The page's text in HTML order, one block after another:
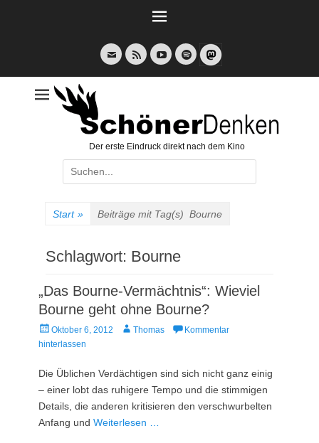
E-
Mail
Feed YouTubeSpotify
Der erste Eindruck direkt nach dem Kino
Suche
nach:
Start » Beiträge mit Tag(s) Bourne
Schlagwort: Bourne
„Das Bourne-Vermächtnis“: Wieviel
Bourne geht ohne Bourne?
Veröffentlicht
am
Oktober 6, 2012 AutorThomas
Kommentar
hinterlassen
Die Üblichen Verdächtigen sind sich nicht ganz einig
– einer lobt das ruhigere Tempo und die stimmigen
Details, die anderen kritisieren den verschwurbelten
Anfang und Weiterlesen …